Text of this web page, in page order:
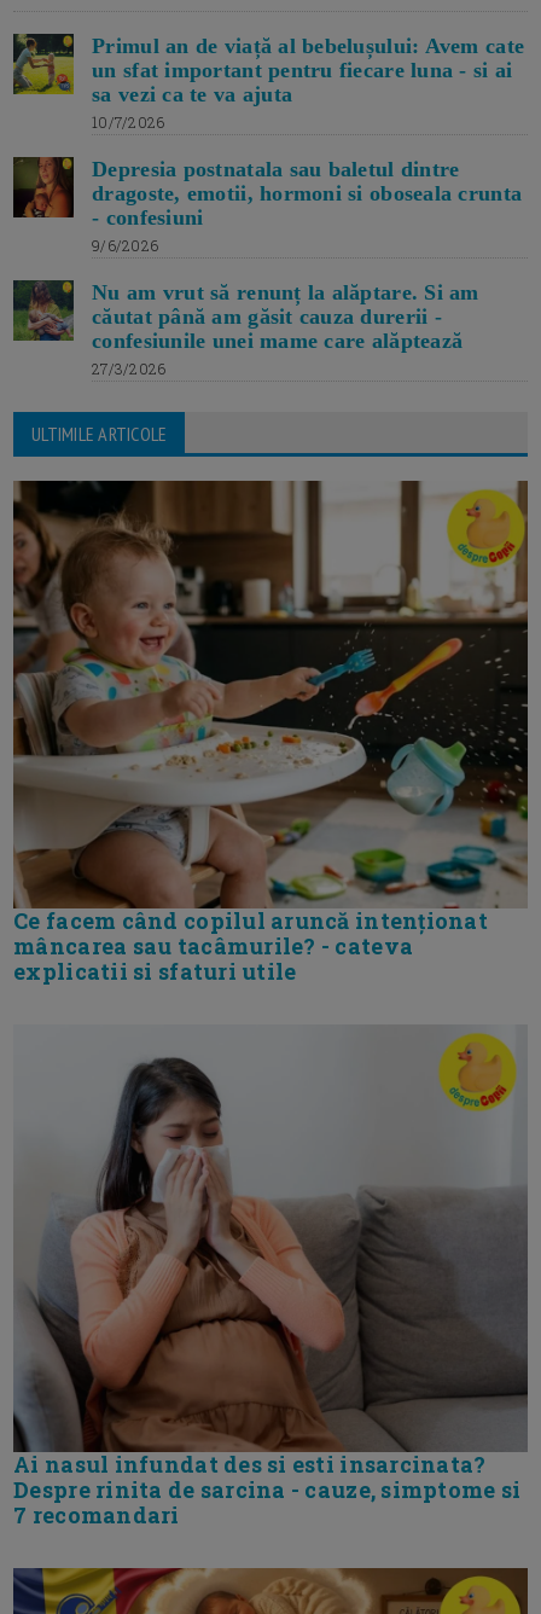
Primul an de viață al bebelușului: Avem cate
un sfat important pentru fiecare luna - si ai
sa vezi ca te va ajuta
10/7/2026
Depresia postnatala sau baletul dintre
dragoste, emotii, hormoni si oboseala crunta
- confesiuni
9/6/2026
Nu am vrut să renunț la alăptare. Si am
căutat până am găsit cauza durerii -
confesiunile unei mame care alăptează
27/3/2026
ULTIMILE ARTICOLE
Ce facem când copilul aruncă intenționat
mâncarea sau tacâmurile? - cateva
explicatii si sfaturi utile
Ai nasul infundat des si esti insarcinata?
Despre rinita de sarcina - cauze, simptome si
7 recomandari